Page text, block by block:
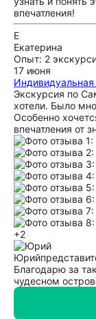
впечатления!
Е
Екатерина
Опыт: 2
17 июня
Экскурсия по
хотели. Было
Особенно
впечатления от
+2
Юрий
Благодарю за
чудесном